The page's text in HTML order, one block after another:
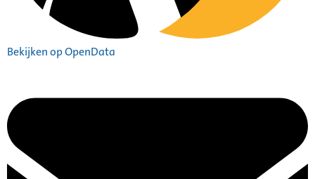
Bekijken op OpenData